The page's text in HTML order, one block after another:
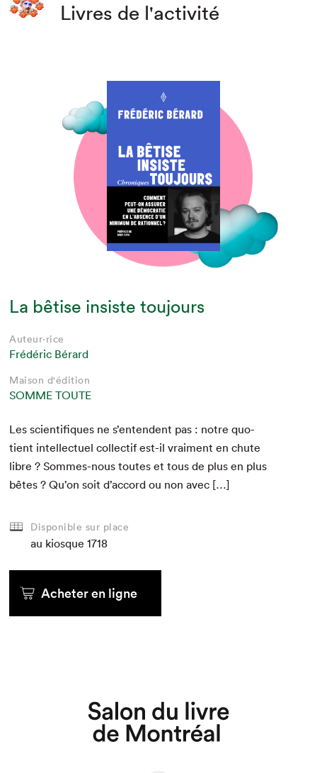
Que cherchez-vous?
Livres de l'activité
La bêtise insiste toujours
Auteur·rice
Frédéric Bérard
Maison d'édition
SOMME TOUTE
Les sci­en­tifiques ne s’entendent pas : notre quo­
tient intel­lectuel col­lec­tif est-il vrai­ment en chute
libre ? Sommes-nous toutes et tous de plus en plus
bêtes ? Qu’on soit d’accord ou non avec […]
Disponible sur place
au kiosque 1718
Acheter en ligne